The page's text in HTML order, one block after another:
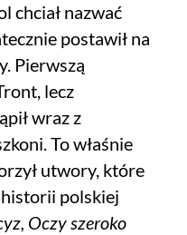
chciał nazwać
postawił na
Pierwszą
lecz
wraz z
To właśnie
utwory, które
historii polskiej
Oczy szeroko